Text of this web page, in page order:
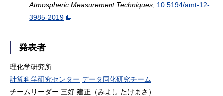
Atmospheric Measurement Techniques 10.5194/amt-12-
3985-2019
発表者
理化学研究所
計算科学研究センター データ同化研究チーム
チームリーダー 三好 建正（みよし たけまさ）